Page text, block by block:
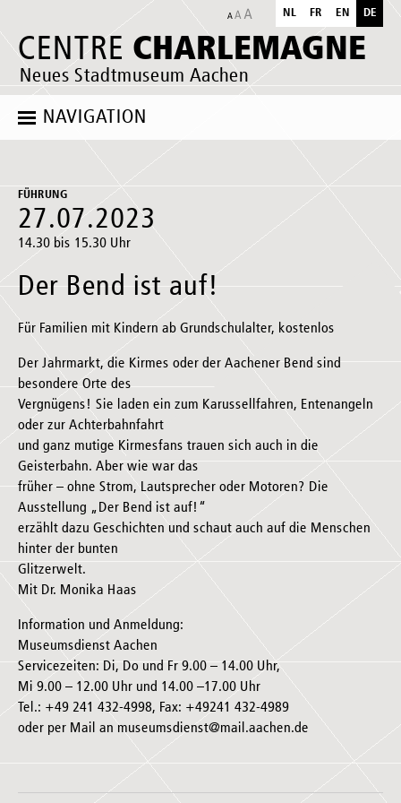
CENTRE CHARLEMAGNE
Neues Stadtmuseum Aachen
NL FR EN DE
NAVIGATION
FÜHRUNG
27.07.2023
14.30 bis 15.30 Uhr
Der Bend ist auf!
Für Familien mit Kindern ab Grundschulalter, kostenlos
Der Jahrmarkt, die Kirmes oder der Aachener Bend sind
besondere Orte des
Vergnügens! Sie laden ein zum Karussellfahren, Entenangeln
oder zur Achterbahnfahrt
und ganz mutige Kirmesfans trauen sich auch in die
Geisterbahn. Aber wie war das
früher – ohne Strom, Lautsprecher oder Motoren? Die
Ausstellung „Der Bend ist auf!“
erzählt dazu Geschichten und schaut auch auf die Menschen
hinter der bunten
Glitzerwelt.
Mit Dr. Monika Haas
Information und Anmeldung:
Museumsdienst Aachen
Servicezeiten: Di, Do und Fr 9.00 – 14.00 Uhr,
Mi 9.00 – 12.00 Uhr und 14.00 –17.00 Uhr
Tel.: +49 241 432-4998, Fax: +49241 432-4989
oder per Mail an museumsdienst@mail.aachen.de